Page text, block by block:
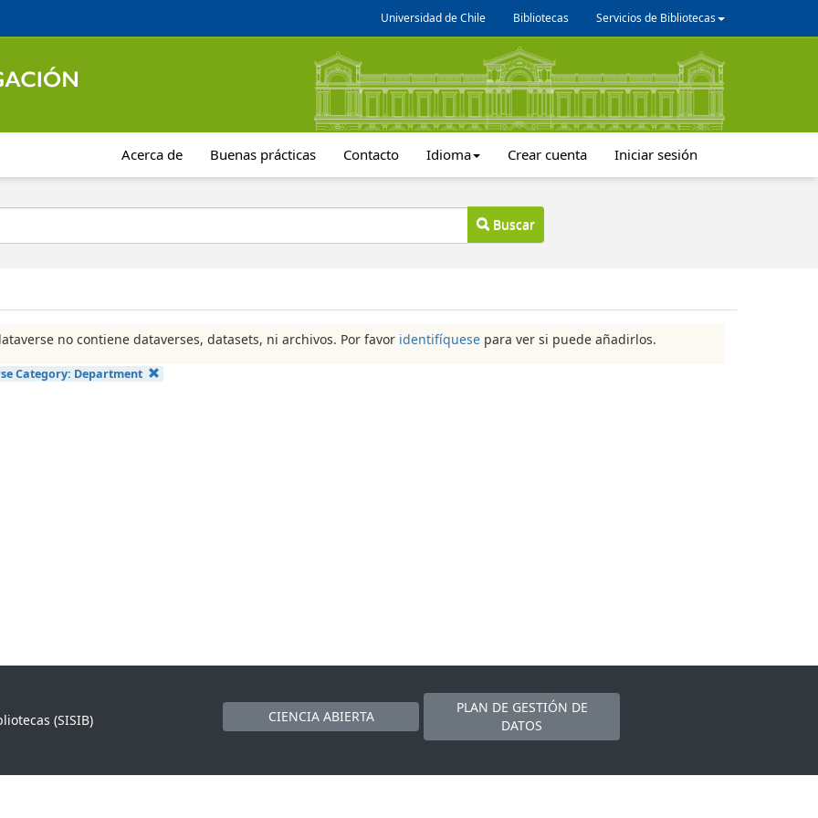
Universidad de Chile Bibliotecas Servicios de Bibliotecas
Acerca de Buenas prácticas Contacto Idioma Crear cuenta Iniciar sesión
Buscar
no contiene dataverses, datasets, ni archivos. Por favor identifíquese para ver si puede añadirlos.
Category: Department
(SISIB)
CIENCIA ABIERTA
PLAN DE GESTIÓN DE
DATOS